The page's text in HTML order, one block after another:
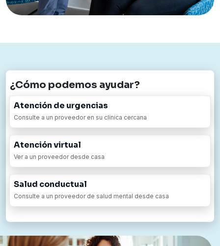
¿Cómo podemos ayudar?
Atención de urgencias
Consulte a un proveedor en su clínica cercana
Atención virtual
Ver a un proveedor desde casa
Salud conductual
Consulte a un proveedor de salud mental desde casa